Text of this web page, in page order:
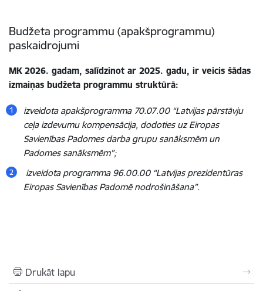
Budžeta programmu (apakšprogrammu)
paskaidrojumi
MK 2026. gadam, salīdzinot ar 2025. gadu, ir veicis šādas
izmaiņas budžeta programmu struktūrā:
izveidota apakšprogramma 70.07.00 “Latvijas pārstāvju
ceļa izdevumu kompensācija, dodoties uz Eiropas
Savienības Padomes darba grupu sanāksmēm un
Padomes sanāksmēm”;
izveidota programma 96.00.00 “Latvijas prezidentūras
Eiropas Savienības Padomē nodrošināšana”.
Drukāt lapu